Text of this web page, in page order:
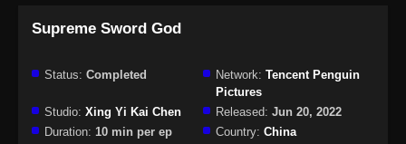
Supreme Sword God
Status: Completed Network: Tencent Penguin
Pictures
Studio: Xing Yi Kai Chen Released: Jun 20, 2022
Duration: 10 min per ep Country: China